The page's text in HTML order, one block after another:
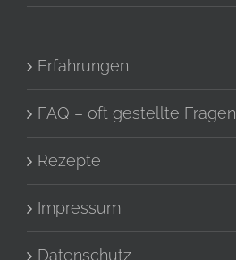
Erfahrungen
FAQ – oft gestellte Fragen
Rezepte
Impressum
Datenschutz